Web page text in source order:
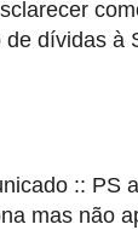
de dívidas à
:: PS
mas não